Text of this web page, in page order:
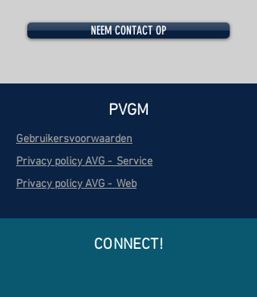
NEEM CONTACT OP
PVGM
Gebruikersvoorwaarden
Privacy policy AVG - Service
Privacy policy AVG - Web
CONNECT!